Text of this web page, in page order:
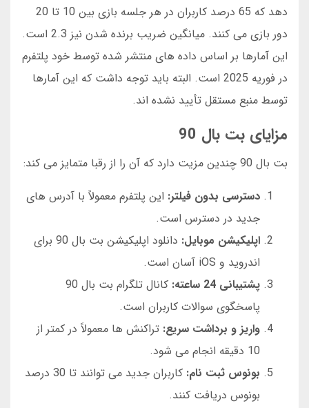
دهد که 65 درصد کاربران در هر جلسه بازی بین 10 تا 20
دور بازی می کنند. میانگین ضریب برنده شدن نیز 2.3 است.
این آمارها بر اساس داده های منتشر شده توسط خود پلتفرم
در فوریه 2025 است. البته باید توجه داشت که این آمارها
توسط منبع مستقل تأیید نشده اند.
مزایای بت بال 90
بت بال 90 چندین مزیت دارد که آن را از رقبا متمایز می کند:
دسترسی بدون فیلتر: این پلتفرم معمولاً با آدرس های
جدید در دسترس است.
اپلیکیشن موبایل:
دانلود اپلیکیشن بت بال 90 برای
اندروید و iOS آسان است.
پشتیبانی 24 ساعته:
کانال تلگرام بت بال 90
پاسخگوی سوالات کاربران است.
واریز و برداشت سریع: تراکنش ها معمولاً در کمتر از
10 دقیقه انجام می شود.
بونوس ثبت نام:
کاربران جدید می توانند تا 30 درصد
بونوس دریافت کنند.